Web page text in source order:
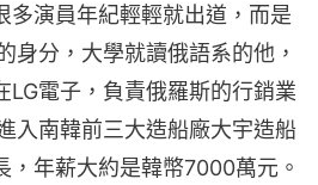
多演員年紀輕輕就出道，而是
身分，大學就讀俄語系的他，
LG電子，負責俄羅斯的行銷業
入南韓前三大造船廠大宇造船
，年薪大約是韓幣7000萬元。